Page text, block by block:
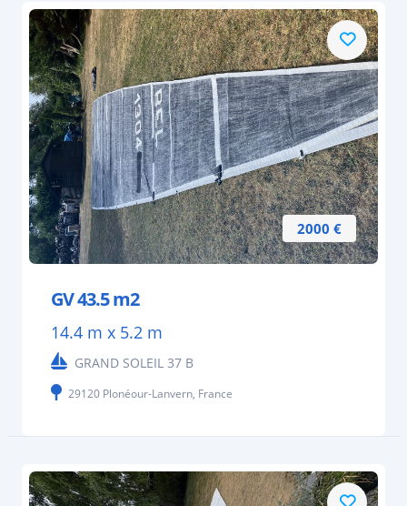
2000 €
GV 43.5 m2
14.4 m x 5.2 m
GRAND SOLEIL 37 B
29120 Plonéour-Lanvern, France